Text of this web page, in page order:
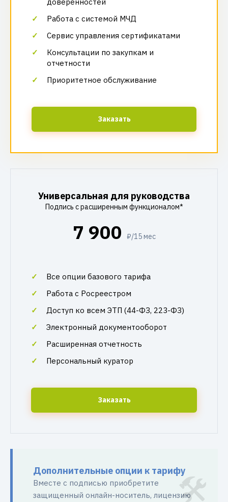
Работа с системой МЧД
Сервис управления сертификатами
Консультации по закупкам и
отчетности
Приоритетное обслуживание
Заказать
Универсальная для руководства
Подпись с расширенным функционалом*
7 900 ₽/15 мес
Все опции базового тарифа
Работа с Росреестром
Доступ ко всем ЭТП (44-ФЗ, 223-ФЗ)
Электронный документооборот
Расширенная отчетность
Персональный куратор
Заказать
Дополнительные опции к тарифу
Вместе с подписью приобретите
защищенный онлайн-носитель, лицензию